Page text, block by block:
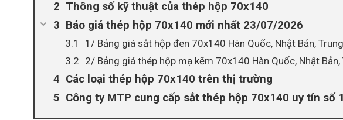
Thông số kỹ thuật của thép hộp 70x140
Báo giá thép hộp 70x140 mới nhất 23/07/2026
1/ Bảng giá sắt hộp đen 70x140 Hàn Quốc, Nhật Bản,
2/ Bảng giá thép hộp mạ kẽm 70x140 Hàn Quốc, Nhật Bản,
Các loại thép hộp 70x140 trên thị trường
Công ty MTP cung cấp sắt thép hộp 70x140 uy tín số